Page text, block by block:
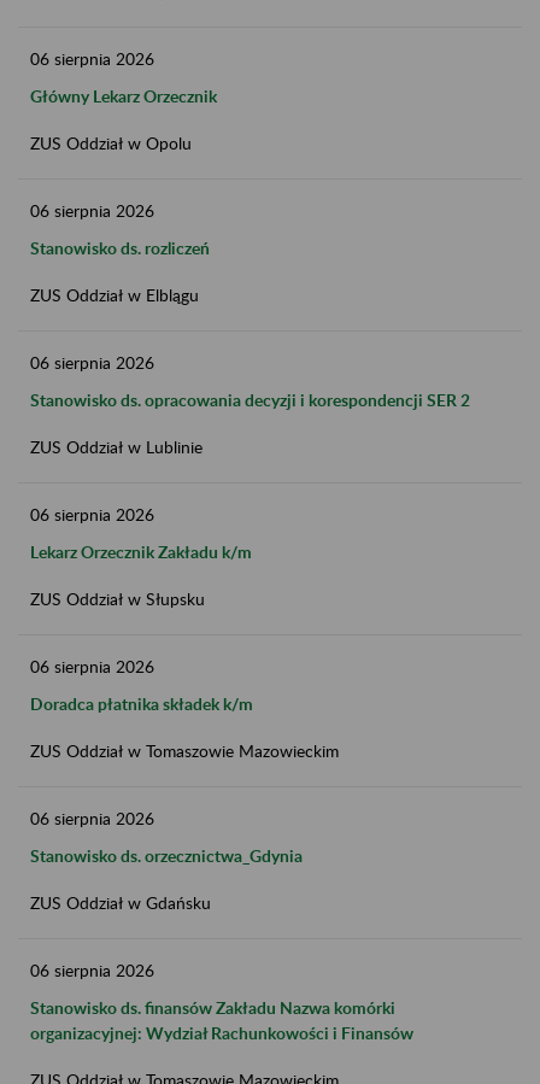
06 sierpnia 2026
Główny Lekarz Orzecznik
ZUS Oddział w Opolu
06 sierpnia 2026
Stanowisko ds. rozliczeń
ZUS Oddział w Elblągu
06 sierpnia 2026
Stanowisko ds. opracowania decyzji i korespondencji SER 2
ZUS Oddział w Lublinie
06 sierpnia 2026
Lekarz Orzecznik Zakładu k/m
ZUS Oddział w Słupsku
06 sierpnia 2026
Doradca płatnika składek k/m
ZUS Oddział w Tomaszowie Mazowieckim
06 sierpnia 2026
Stanowisko ds. orzecznictwa_Gdynia
ZUS Oddział w Gdańsku
06 sierpnia 2026
Stanowisko ds. finansów Zakładu Nazwa komórki
organizacyjnej: Wydział Rachunkowości i Finansów